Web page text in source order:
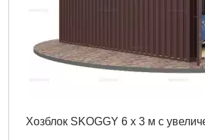
Хозблок SKOGGY 6 х 3 м с